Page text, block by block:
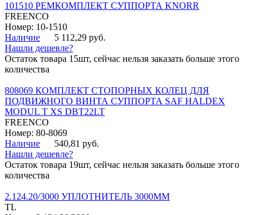
101510 РЕМКОМПЛЕКТ СУППОРТА KNORR
FREENCO
Номер: 10-1510
Наличие
5 112,29 руб.
Нашли дешевле?
Остаток товара 15шт, сейчас нельзя заказать больше этого
количества
808069 КОМПЛЕКТ СТОПОРНЫХ КОЛЕЦ ДЛЯ
ПОДВИЖНОГО ВИНТА СУППОРТА SAF HALDEX
MODUL T XS DBT22LT
FREENCO
Номер: 80-8069
Наличие
540,81 руб.
Нашли дешевле?
Остаток товара 19шт, сейчас нельзя заказать больше этого
количества
2.124.20/3000 УПЛОТНИТЕЛЬ 3000ММ
TL